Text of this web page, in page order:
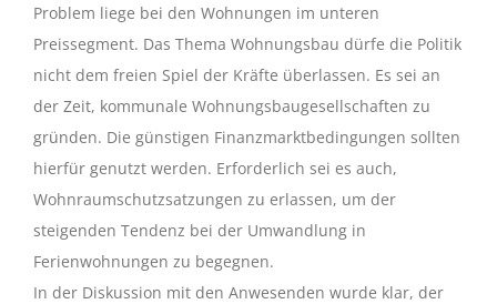
Problem liege bei den Wohnungen im unteren
Preissegment. Das Thema Wohnungsbau dürfe die Politik
nicht dem freien Spiel der Kräfte überlassen. Es sei an
der Zeit, kommunale Wohnungsbaugesellschaften zu
gründen. Die günstigen Finanzmarktbedingungen sollten
hierfür genutzt werden. Erforderlich sei es auch,
Wohnraumschutzsatzungen zu erlassen, um der
steigenden Tendenz bei der Umwandlung in
Ferienwohnungen zu begegnen.
In der Diskussion mit den Anwesenden wurde klar, der